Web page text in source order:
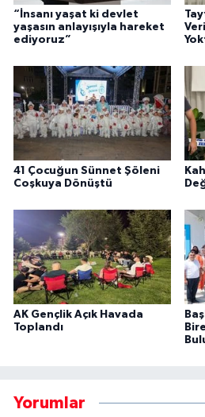
“İnsanı yaşat ki devlet
yaşasın anlayışıyla hareket
ediyoruz”
41 Çocuğun Sünnet Şöleni
Coşkuya Dönüştü
AK Gençlik Açık Havada
Toplandı
Yorumlar